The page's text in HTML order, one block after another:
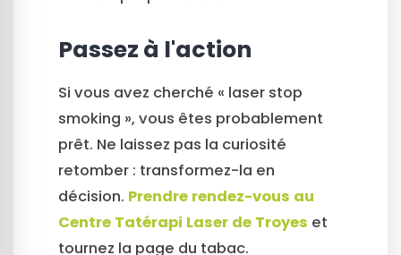
Passez à l'action
Si vous avez cherché « laser stop
smoking », vous êtes probablement
prêt. Ne laissez pas la curiosité
retomber : transformez-la en
décision. Prendre rendez-vous au
Centre Tatérapi Laser de Troyes et
tournez la page du tabac.